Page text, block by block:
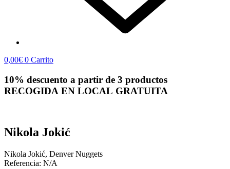
0,00€ 0 Carrito
10% descuento a partir de 3 productos
RECOGIDA EN LOCAL GRATUITA
Nikola Jokić
Nikola Jokić, Denver Nuggets
Referencia: N/A